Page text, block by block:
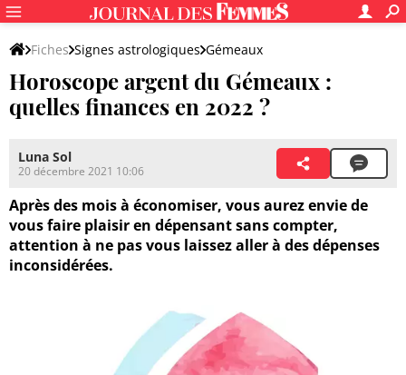
Fiches Signes astrologiques Gémeaux
Horoscope argent du Gémeaux :
quelles finances en 2022 ?
Luna Sol
20 décembre 2021 10:06
Après des mois à économiser, vous aurez envie de
vous faire plaisir en dépensant sans compter,
attention à ne pas vous laissez aller à des dépenses
inconsidérées.